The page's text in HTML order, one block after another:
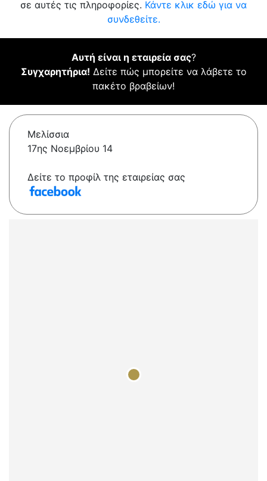
σε αυτές τις πληροφορίες. Κάντε κλικ εδώ για να
συνδεθείτε.
Αυτή είναι η εταιρεία σας?
Συγχαρητήρια! Δείτε πώς μπορείτε να λάβετε το
πακέτο βραβείων!
Μελίσσια
17ης Νοεμβρίου 14
Δείτε το προφίλ της εταιρείας σας